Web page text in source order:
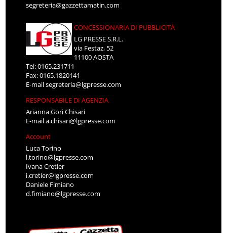
segreteria@gazzettamatin.com
CONCESSIONARIA DI PUBBLICITÀ
LG PRESSE S.R.L.
via Festaz, 52
11100 AOSTA
Tel: 0165.231711
Fax: 0165.1820141
E-mailsegreteria@lgpresse.com
RESPONSABILE DI AGENZIA
Arianna Gori Chisari
E-maila.chisari@lgpresse.com
Account
Luca Torino
l.torino@lgpresse.com
Ivana Cretier
i.cretier@lgpresse.com
Daniele Fimiano
d.fimiano@lgpresse.com